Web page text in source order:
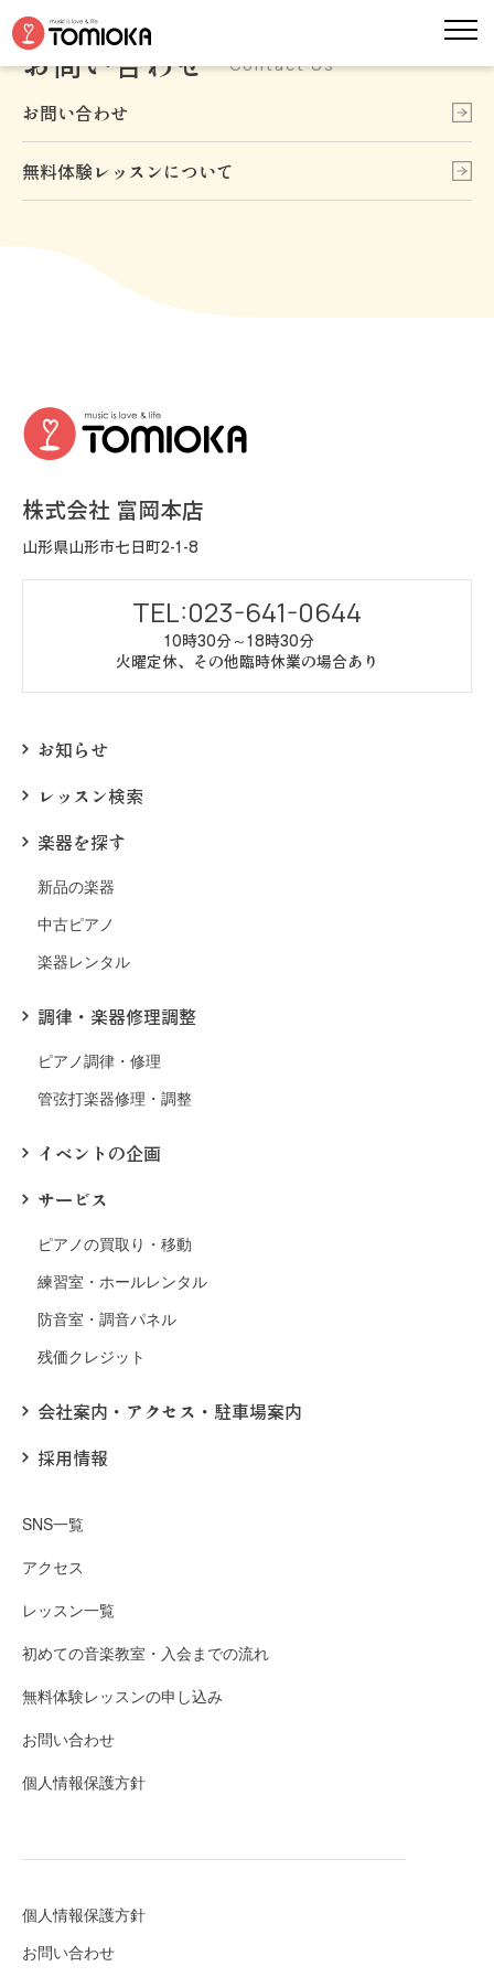
お問い合わせ Contact Us
お問い合わせ
無料体験レッスンについて
株式会社 富岡本店
山形県山形市七日町2-1-8
TEL:023-641-0644
10時30分～18時30分
火曜定休、その他臨時休業の場合あり
お知らせ
レッスン検索
楽器を探す
新品の楽器
中古ピアノ
楽器レンタル
調律・楽器修理調整
ピアノ調律・修理
管弦打楽器修理・調整
イベントの企画
サービス
ピアノの買取り・移動
練習室・ホールレンタル
防音室・調音パネル
残価クレジット
会社案内・アクセス・駐車場案内
採用情報
SNS一覧
アクセス
レッスン一覧
初めての音楽教室・入会までの流れ
無料体験レッスンの申し込み
お問い合わせ
個人情報保護方針
個人情報保護方針
お問い合わせ